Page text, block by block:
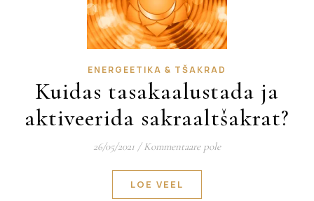
ENERGEETIKA & TŠAKRAD
Kuidas tasakaalustada ja
aktiveerida sakraaltšakrat?
26/05/2021 / Kommentaare pole
LOE VEEL